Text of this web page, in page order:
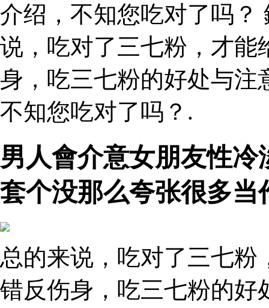
介绍，不知您吃对了吗？
说，吃对了三七粉，才能
身，吃三七粉的好处与注
不知您吃对了吗？.
男人會介意女朋友性
套个没那么夸张很多
总的来说，吃对了三七粉
错反伤身，吃三七粉的好